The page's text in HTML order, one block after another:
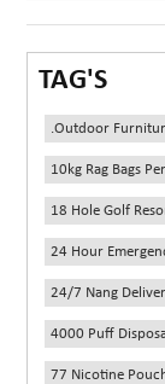
TAG'S
.outdoor
10kg Rag Bags
18 Hole Golf
24 Hour
24/7 Nang
4000 Puff
77 Nicotine